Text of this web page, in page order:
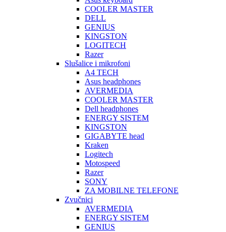
COOLER MASTER
DELL
GENIUS
KINGSTON
LOGITECH
Razer
Slušalice i mikrofoni
A4 TECH
Asus headphones
AVERMEDIA
COOLER MASTER
Dell headphones
ENERGY SISTEM
KINGSTON
GIGABYTE head
Kraken
Logitech
Motospeed
Razer
SONY
ZA MOBILNE TELEFONE
Zvučnici
AVERMEDIA
ENERGY SISTEM
GENIUS